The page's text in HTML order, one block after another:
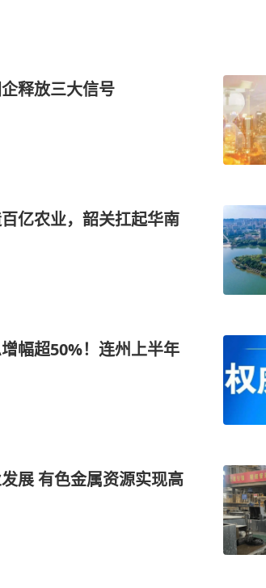
释放三大信号
亿农业，韶关扛起华南
幅超50%！连州上半年
展 有色金属资源实现高